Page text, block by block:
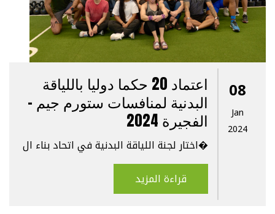
اعتماد 20 حكما دوليا باللياقة
البدنية لمنافسات ستورم جيم -
الفجيرة 2024
اختار لجنة اللياقة البدنية في اتحاد بناء ال�
قراءة المزيد
08
Jan
2024